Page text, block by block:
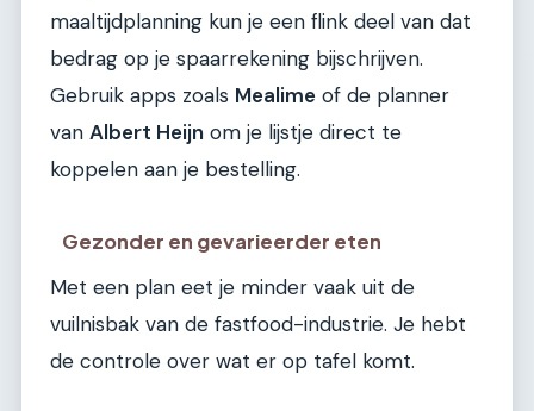
maaltijdplanning kun je een flink deel van dat
bedrag op je spaarrekening bijschrijven.
Gebruik apps zoals Mealime of de planner
van Albert Heijn om je lijstje direct te
koppelen aan je bestelling.
Gezonder en gevarieerder eten
Met een plan eet je minder vaak uit de
vuilnisbak van de fastfood-industrie. Je hebt
de controle over wat er op tafel komt.